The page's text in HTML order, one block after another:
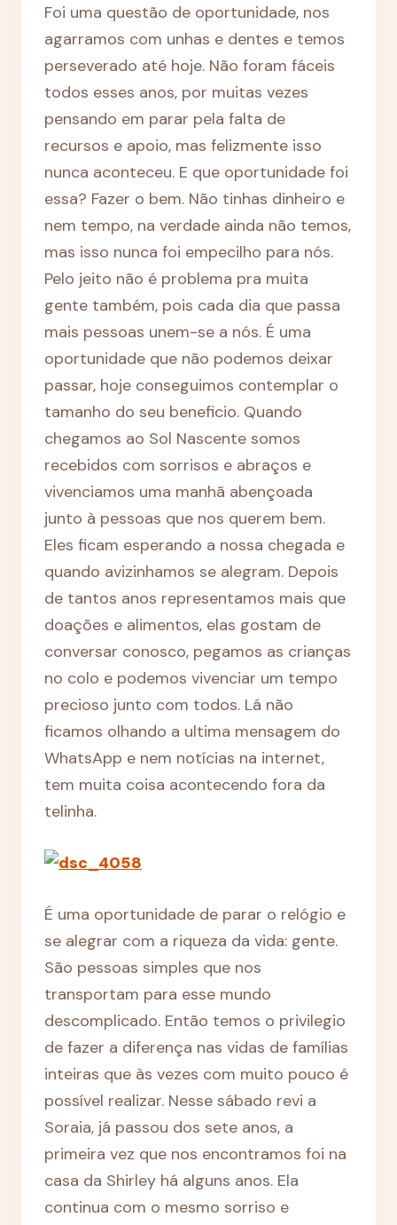
Foi uma questão de oportunidade, nos
agarramos com unhas e dentes e temos
perseverado até hoje. Não foram fáceis
todos esses anos, por muitas vezes
pensando em parar pela falta de
recursos e apoio, mas felizmente isso
nunca aconteceu. E que oportunidade foi
essa? Fazer o bem. Não tinhas dinheiro e
nem tempo, na verdade ainda não temos,
mas isso nunca foi empecilho para nós.
Pelo jeito não é problema pra muita
gente também, pois cada dia que passa
mais pessoas unem-se a nós. É uma
oportunidade que não podemos deixar
passar, hoje conseguimos contemplar o
tamanho do seu beneficio. Quando
chegamos ao Sol Nascente somos
recebidos com sorrisos e abraços e
vivenciamos uma manhã abençoada
junto à pessoas que nos querem bem.
Eles ficam esperando a nossa chegada e
quando avizinhamos se alegram. Depois
de tantos anos representamos mais que
doações e alimentos, elas gostam de
conversar conosco, pegamos as crianças
no colo e podemos vivenciar um tempo
precioso junto com todos. Lá não
ficamos olhando a ultima mensagem do
WhatsApp e nem notícias na internet,
tem muita coisa acontecendo fora da
telinha.
É uma oportunidade de parar o relógio e
se alegrar com a riqueza da vida: gente.
São pessoas simples que nos
transportam para esse mundo
descomplicado. Então temos o privilegio
de fazer a diferença nas vidas de famílias
inteiras que às vezes com muito pouco é
possível realizar. Nesse sábado revi a
Soraia, já passou dos sete anos, a
primeira vez que nos encontramos foi na
casa da Shirley há alguns anos. Ela
continua com o mesmo sorriso e